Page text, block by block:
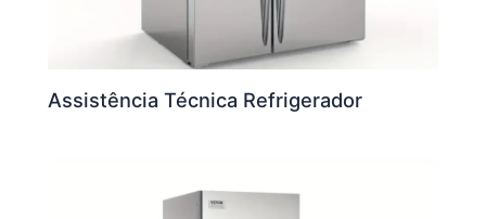
Assistência Técnica Refrigerador